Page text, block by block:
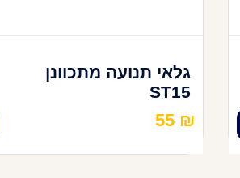
גלאי תנועה מתכוונן
ST15
55 ₪